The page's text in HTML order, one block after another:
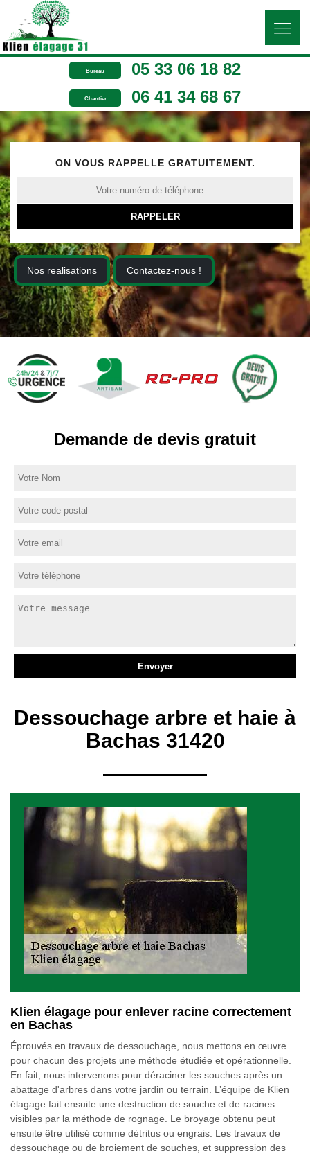
Bureau 05 33 06 18 82
Chantier 06 41 34 68 67
ON VOUS RAPPELLE GRATUITEMENT.
Nos realisations Contactez-nous !
Demande de devis gratuit
Dessouchage arbre et haie à
Bachas 31420
Klien élagage pour enlever racine correctement
en Bachas
Éprouvés en travaux de dessouchage, nous mettons en œuvre
pour chacun des projets une méthode étudiée et opérationnelle.
En fait, nous intervenons pour déraciner les souches après un
abattage d'arbres dans votre jardin ou terrain. L’équipe de Klien
élagage fait ensuite une destruction de souche et de racines
visibles par la méthode de rognage. Le broyage obtenu peut
ensuite être utilisé comme détritus ou engrais. Les travaux de
dessouchage ou de broiement de souches, et suppression des